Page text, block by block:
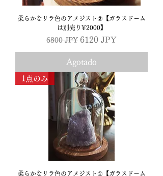
柔らかなリラ色のアメジスト②【ガラスドーム
は別売り¥2000】
Precio
6800 JPY Precio de oferta
6120 JPY
Agotado
1点のみ
柔らかなリラ色のアメジスト①【ガラスドーム